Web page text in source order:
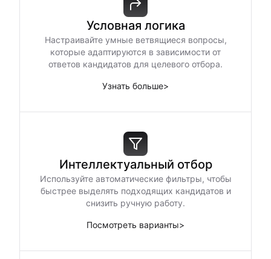
Условная логика
Настраивайте умные ветвящиеся вопросы,
которые адаптируются в зависимости от
ответов кандидатов для целевого отбора.
Узнать больше>
Интеллектуальный отбор
Используйте автоматические фильтры, чтобы
быстрее выделять подходящих кандидатов и
снизить ручную работу.
Посмотреть варианты>